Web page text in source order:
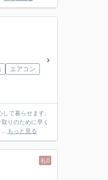
エアコン
て暮らせます。
りのために早く
もっと見る
礼0